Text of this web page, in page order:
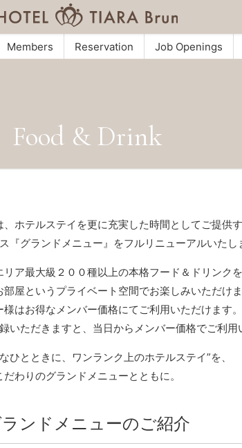
Members Reservation Job Openings
Food & Drink
ホテルステイを更に充実した時間としてご提供
『グランドメニュー』をフルリニューアルいたし
リア最大級２００種以上の本格フード＆ドリンクを
部屋というプライベート空間でお楽しみいただけ
様はお得なメンバー価格にてご利用いただけます。
いただきますと、当日からメンバー価格でご利用
ひとときに、ワンランク上のホテルステイ”を、
だわりのグランドメニューとともに。
ンドメニューのご紹介